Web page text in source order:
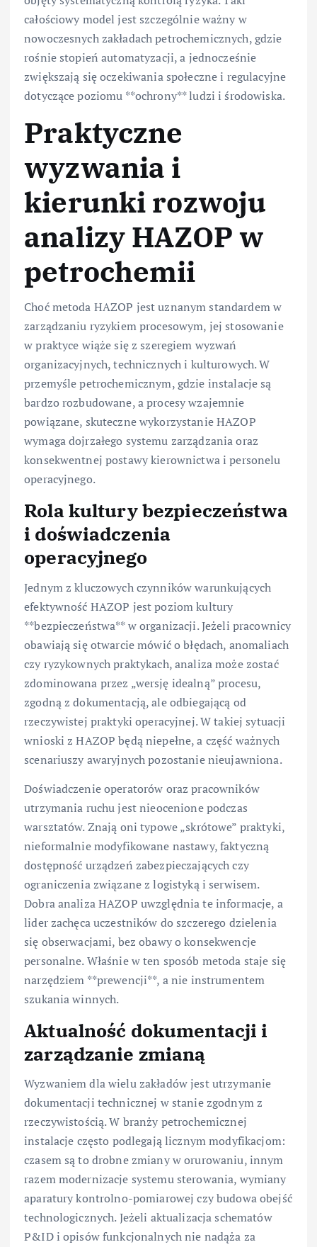
całościowy model jest szczególnie ważny w
nowoczesnych zakładach petrochemicznych, gdzie
rośnie stopień automatyzacji, a jednocześnie
zwiększają się oczekiwania społeczne i regulacyjne
dotyczące poziomu **ochrony** ludzi i środowiska.
Praktyczne
wyzwania i
kierunki rozwoju
analizy HAZOP w
petrochemii
Choć metoda HAZOP jest uznanym standardem w
zarządzaniu ryzykiem procesowym, jej stosowanie
w praktyce wiąże się z szeregiem wyzwań
organizacyjnych, technicznych i kulturowych. W
przemyśle petrochemicznym, gdzie instalacje są
bardzo rozbudowane, a procesy wzajemnie
powiązane, skuteczne wykorzystanie HAZOP
wymaga dojrzałego systemu zarządzania oraz
konsekwentnej postawy kierownictwa i personelu
operacyjnego.
Rola kultury bezpieczeństwa
i doświadczenia
operacyjnego
Jednym z kluczowych czynników warunkujących
efektywność HAZOP jest poziom kultury
**bezpieczeństwa** w organizacji. Jeżeli pracownicy
obawiają się otwarcie mówić o błędach, anomaliach
czy ryzykownych praktykach, analiza może zostać
zdominowana przez „wersję idealną” procesu,
zgodną z dokumentacją, ale odbiegającą od
rzeczywistej praktyki operacyjnej. W takiej sytuacji
wnioski z HAZOP będą niepełne, a część ważnych
scenariuszy awaryjnych pozostanie nieujawniona.
Doświadczenie operatorów oraz pracowników
utrzymania ruchu jest nieocenione podczas
warsztatów. Znają oni typowe „skrótowe” praktyki,
nieformalnie modyfikowane nastawy, faktyczną
dostępność urządzeń zabezpieczających czy
ograniczenia związane z logistyką i serwisem.
Dobra analiza HAZOP uwzględnia te informacje, a
lider zachęca uczestników do szczerego dzielenia
się obserwacjami, bez obawy o konsekwencje
personalne. Właśnie w ten sposób metoda staje się
narzędziem **prewencji**, a nie instrumentem
szukania winnych.
Aktualność dokumentacji i
zarządzanie zmianą
Wyzwaniem dla wielu zakładów jest utrzymanie
dokumentacji technicznej w stanie zgodnym z
rzeczywistością. W branży petrochemicznej
instalacje często podlegają licznym modyfikacjom:
czasem są to drobne zmiany w orurowaniu, innym
razem modernizacje systemu sterowania, wymiany
aparatury kontrolno-pomiarowej czy budowa obejść
technologicznych. Jeżeli aktualizacja schematów
P&ID i opisów funkcjonalnych nie nadąża za